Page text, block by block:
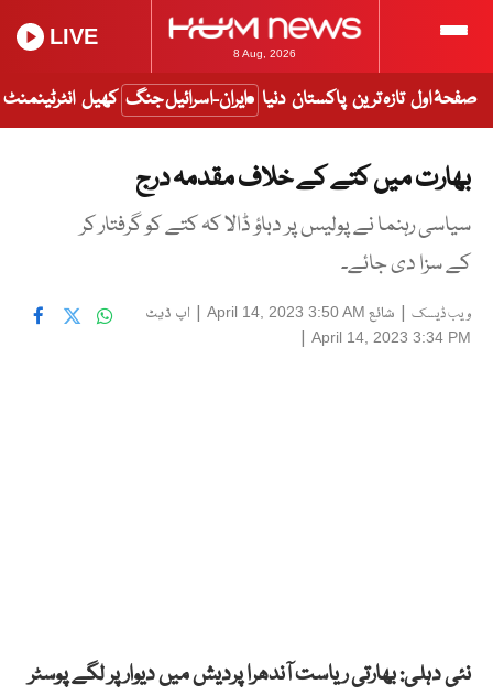
8 Aug, 2026
LIVE
صفحۂ اول تازہ ترین پاکستان دنیا ایران-اسرائیل جنگ کھیل انٹرٹینمنٹ
بھارت میں کتے کے خلاف مقدمہ درج
سیاسی رہنما نے پولیس پر دباؤ ڈالا کہ کتے کو گرفتار کر
کے سزا دی جائے۔
ویب ڈیسک | شائع April 14, 2023 3:50 AM
| اپ ڈیٹ
April 14, 2023 3:34 PM
|
نئی دہلی: بھارتی ریاست آندھرا پردیش میں دیوار پر لگے پوسٹر